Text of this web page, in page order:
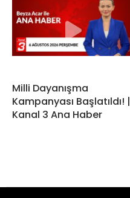
Milli Dayanışma
Kampanyası Başlatıldı! |
Kanal 3 Ana Haber